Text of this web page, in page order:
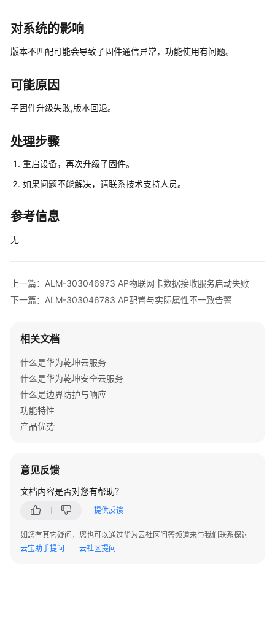
操
多
档
规
清
单
License
介
告
警
V300
版
本
AR
设
备
版
本
告
警
对系统的影响
版本不匹配可能会导致子固件通信异常，功能使用有问题。
可能原因
子固件升级失败,版本回退。
处理步骤
重启设备，再次升级子固件。
如果问题不能解决，请联系技术支持人员。
参考信息
无
上一篇：ALM-303046973 AP物联网卡数据接收服务启动失败
下一篇：ALM-303046783 AP配置与实际属性不一致告警
相关文档
什么是华为乾坤云服务
什么是华为乾坤安全云服务
什么是边界防护与响应
功能特性
产品优势
意见反馈
文档内容是否对您有帮助？
提供反馈
如您有其它疑问，您也可以通过华为云社区问答频道来与我们联系探讨
云宝助手提问
云社区提问